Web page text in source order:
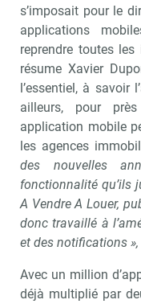
s’imposait pour le
applications
reprendre toutes
résume Xavier
l’essentiel, à savoir
ailleurs, pour
application mobile
les agences
des nouvelles
fonctionnalité qu’ils
A Vendre A Louer,
donc travaillé à
et des notifications »,
Avec un million
déjà multiplié par